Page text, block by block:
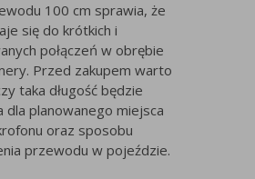
100 cm sprawia, że
się do krótkich i
połączeń w obrębie
Przed zakupem warto
taka długość będzie
dla planowanego miejsca
oraz sposobu
przewodu w pojeździe.